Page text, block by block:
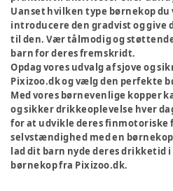
Uanset hvilken type børnekop
introducere den gradvist og
til den. Vær tålmodig og
barn for deres fremskridt.
Opdag vores udvalg af sjove og
Pixizoo.dk og vælg den perfekte
Med vores børnevenlige kopper
og sikker drikkeoplevelse hver
for at udvikle deres
selvstændighed med en
lad dit barn nyde deres drikketid i
børnekop fra Pixizoo.dk.